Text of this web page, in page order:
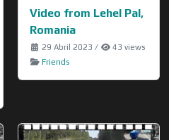
Video from Lehel Pal,
Romania
29 Abril 2023 /
43 views
Friends